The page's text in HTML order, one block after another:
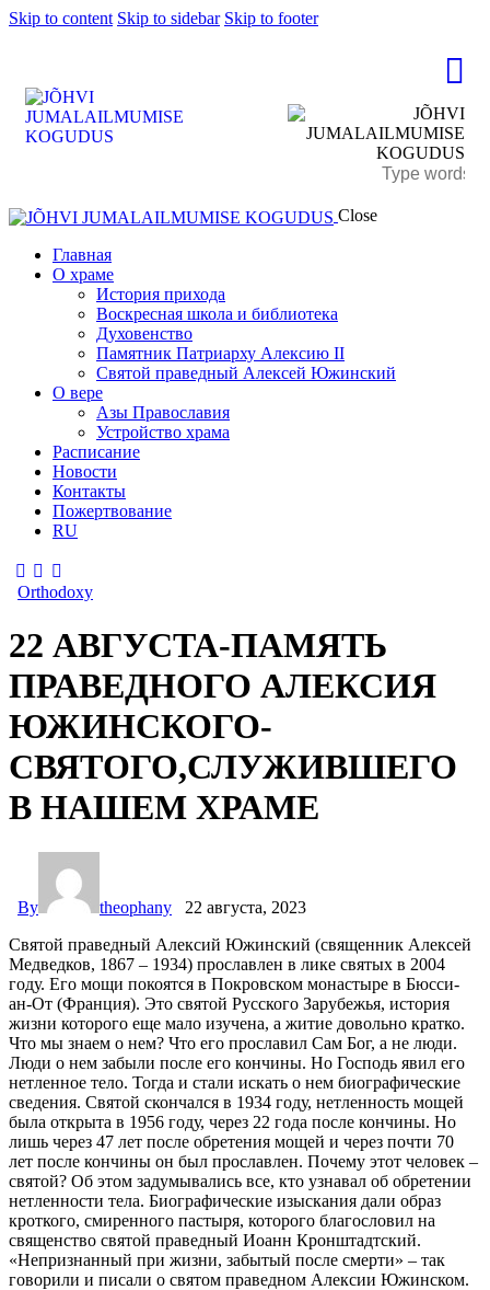
Skip to content Skip to sidebar Skip to footer
Close
Главная
О храме
История прихода
Воскресная школа и библиотека
Духовенство
Памятник Патриарху Алексию II
Святой праведный Алексей Южинский
О вере
Азы Православия
Устройство храма
Расписание
Новости
Контакты
Пожертвование
RU
Orthodoxy
22 АВГУСТА-ПАМЯТЬ
ПРАВЕДНОГО АЛЕКСИЯ
ЮЖИНСКОГО-
СВЯТОГО,СЛУЖИВШЕГО
В НАШЕМ ХРАМЕ
By theophany
22 августа, 2023
Святой праведный Алексий Южинский (священник Алексей
Медведков, 1867 – 1934) прославлен в лике святых в 2004
году. Его мощи покоятся в Покровском монастыре в Бюсси-
ан-От (Франция). Это святой Русского Зарубежья, история
жизни которого еще мало изучена, а житие довольно кратко.
Что мы знаем о нем? Что его прославил Сам Бог, а не люди.
Люди о нем забыли после его кончины. Но Господь явил его
нетленное тело. Тогда и стали искать о нем биографические
сведения. Святой скончался в 1934 году, нетленность мощей
была открыта в 1956 году, через 22 года после кончины. Но
лишь через 47 лет после обретения мощей и через почти 70
лет после кончины он был прославлен. Почему этот человек –
святой? Об этом задумывались все, кто узнавал об обретении
нетленности тела. Биографические изыскания дали образ
кроткого, смиренного пастыря, которого благословил на
священство святой праведный Иоанн Кронштадтский.
«Непризнанный при жизни, забытый после смерти» – так
говорили и писали о святом праведном Алексии Южинском.